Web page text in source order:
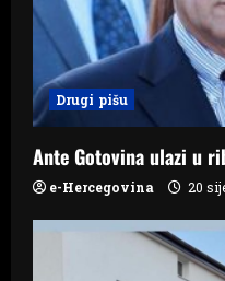
t
i
o
n
Drugi pišu
Ante Gotovina ulazi u
e-Hercegovina 20